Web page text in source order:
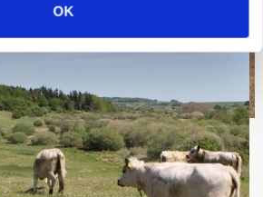
OK
Loading...